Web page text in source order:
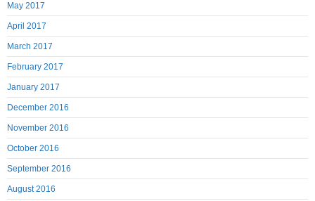
May 2017
April 2017
March 2017
February 2017
January 2017
December 2016
November 2016
October 2016
September 2016
August 2016